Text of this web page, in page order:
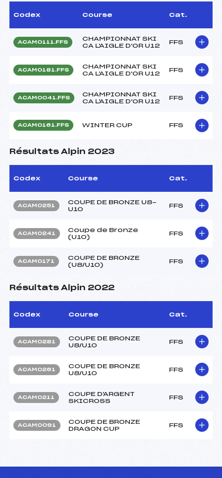
Codex Course Cat.
ACAM0111.FFS
CHAMPIONNAT SKI
CA L'AIGLE D'OR U12
FFS
ACAM0181.FFS
CHAMPIONNAT SKI
CA L'AIGLE D'OR U12
FFS
ACAM0041.FFS
CHAMPIONNAT SKI
CA L'AIGLE D'OR U12
FFS
ACAM0161.FFS WINTER CUP FFS
Résultats Alpin 2023
Codex Course Cat.
ACAM0251
COUPE DE BRONZE U8-
U10
FFS
ACAM0241
Coupe de Bronze
(U10)
FFS
ACAM0171
COUPE DE BRONZE
(U8/U10)
FFS
Résultats Alpin 2022
Codex Course Cat.
ACAM0281
COUPE DE BRONZE
U8/U10
FFS
ACAM0261
COUPE DE BRONZE
U8/U10
FFS
ACAM0211
COUPE D'ARGENT
SKICROSS
FFS
ACAM0091
COUPE DE BRONZE
DRAGON CUP
FFS